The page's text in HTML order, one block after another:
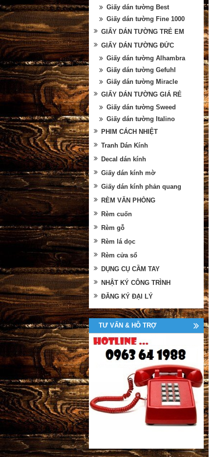
Giấy dán tường Best
Giấy dán tường Fine 1000
GIẤY DÁN TƯỜNG TRẺ EM
GIẤY DÁN TƯỜNG ĐỨC
Giấy dán tường Alhambra
Giấy dán tường Gefuhl
Giấy dán tường Miracle
GIẤY DÁN TƯỜNG GIÁ RẺ
Giấy dán tường Sweed
Giấy dán tường Italino
PHIM CÁCH NHIỆT
Tranh Dán Kính
Decal dán kính
Giấy dán kính mờ
Giấy dán kính phản quang
RÈM VĂN PHÒNG
Rèm cuốn
Rèm gỗ
Rèm lá dọc
Rèm cửa sổ
DỤNG CỤ CẦM TAY
NHẬT KÝ CÔNG TRÌNH
ĐĂNG KÝ ĐẠI LÝ
TƯ VẤN & HỖ TRỢ